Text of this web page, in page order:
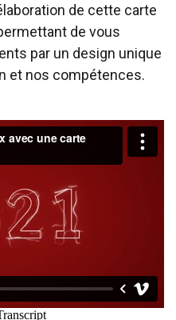
de cette carte
de vous
par un design unique
et nos compétences.